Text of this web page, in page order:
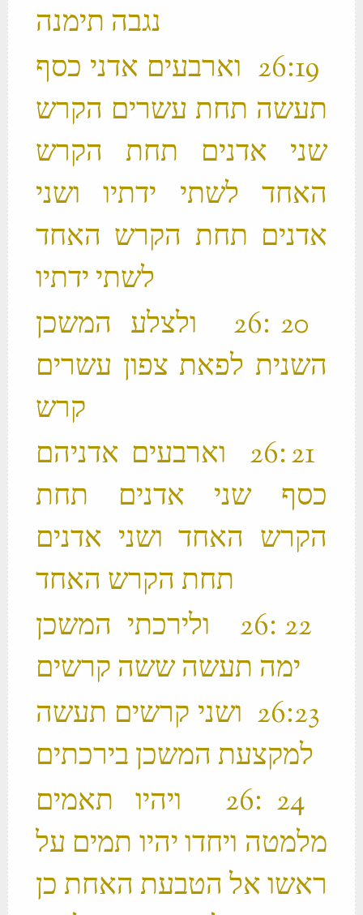
‫ 19 ׃26 וארבעים אדני כסף
תעשה תחת עשרים הקרש
שני אדנים תחת הקרש
האחד לשתי ידתיו ושני
אדנים תחת הקרש האחד
‫ 20 ׃26 ולצלע המשכן
השנית לפאת צפון עשרים
‫ 21 ׃26 וארבעים אדניהם
כסף שני אדנים תחת
הקרש האחד ושני אדנים
‫ 22 ׃26 ולירכתי המשכן
‫ 23 ׃26 ושני קרשים תעשה
‫ 24 ׃26 ויהיו תאמים
מלמטה ויחדו יהיו תמים על
ראשו אל הטבעת האחת כן